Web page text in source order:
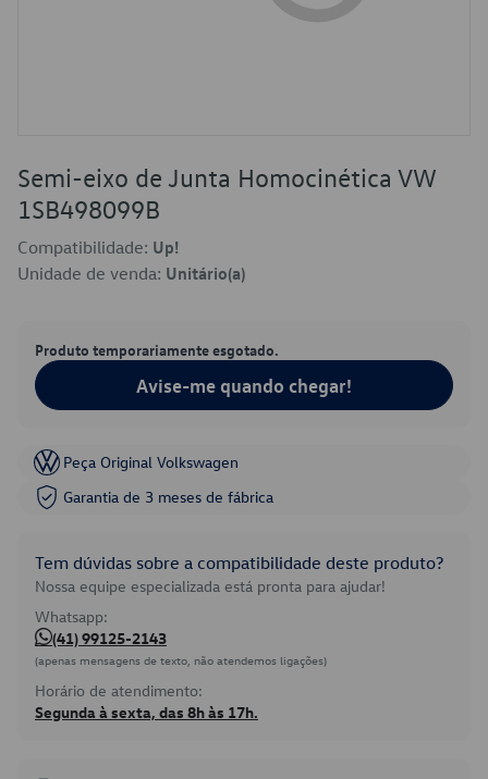
Semi-eixo de Junta Homocinética VW
1SB498099B
Compatibilidade: Up!
Unidade de venda: Unitário(a)
Produto temporariamente esgotado.
Avise-me quando chegar!
Peça Original Volkswagen
Garantia de 3 meses de fábrica
Tem dúvidas sobre a compatibilidade deste produto?
Nossa equipe especializada está pronta para ajudar!
Whatsapp:
(41) 99125-2143
(apenas mensagens de texto, não atendemos ligações)
Horário de atendimento:
Segunda à sexta, das 8h às 17h.